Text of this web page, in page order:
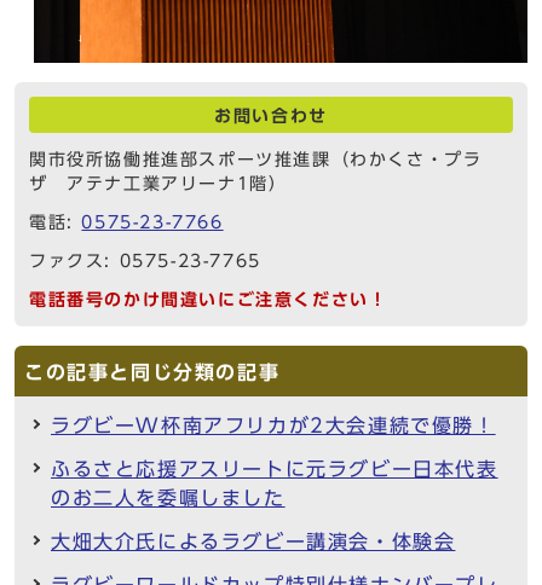
お問い合わせ
関市役所協働推進部スポーツ推進課（わかくさ・プラ
ザ アテナ工業アリーナ1階）
電話:0575-23-7766
ファクス: 0575-23-7765
電話番号のかけ間違いにご注意ください！
この記事と同じ分類の記事
ラグビーW杯南アフリカが2大会連続で優勝！
ふるさと応援アスリートに元ラグビー日本代表
のお二人を委嘱しました
大畑大介氏によるラグビー講演会・体験会